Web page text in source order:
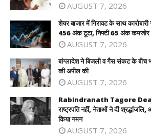
AUGUST 7, 2026
शेयर बाजार में गिरावट के साथ
456 अंक टूटा, निफ्टी 65 अंक कमजोर
AUGUST 7, 2026
बांग्लादेश ने बिजली व गैस संकट के बीच
की अपील की
AUGUST 7, 2026
Rabindranath Tagore
राष्ट्रपति नहीं, नेताओं ने दी
किया नमन
AUGUST 7, 2026